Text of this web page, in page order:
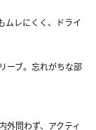
ムレにくく、ドライ
ーブ。忘れがちな部
外問わず、アクティ